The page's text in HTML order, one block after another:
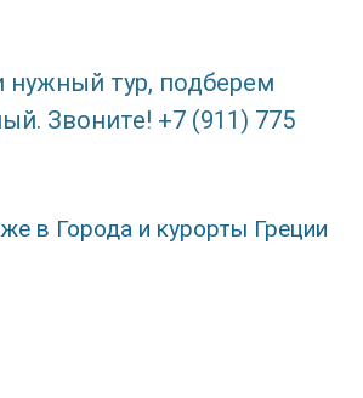
нужный тур, подберем
Звоните! +7 (911) 775
в Города и курорты Греции